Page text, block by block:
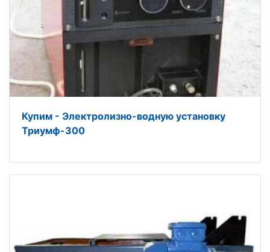
Купим - Электролизно-водную установку
Триумф-300